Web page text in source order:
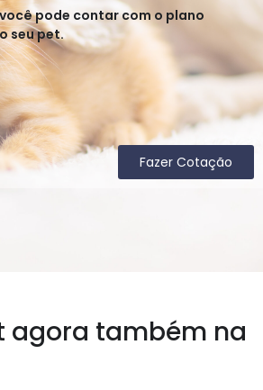
você pode contar com o plano
seu pet.
Fazer Cotação
agora também na